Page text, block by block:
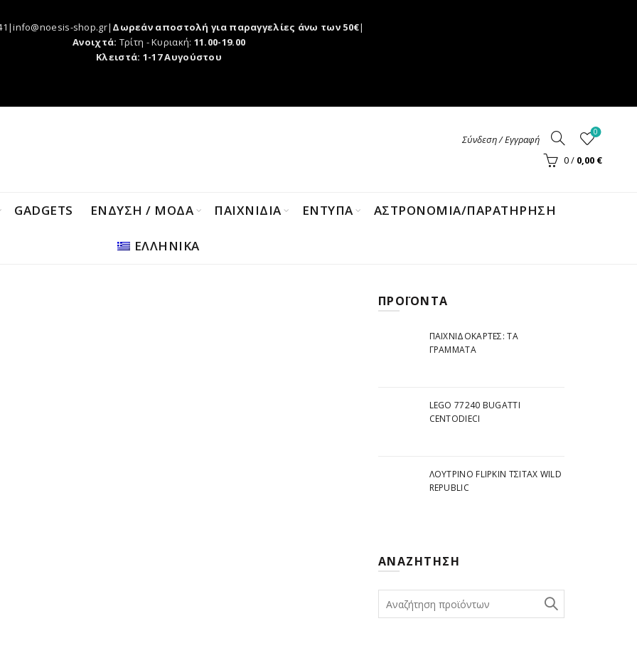
shop.gr| Δωρεάν αποστολή για παραγγελίες άνω των 50€|
Ανοιχτά: Τρίτη - Κυριακή: 11.00-19.00
Κλειστά: 1-17 Αυγούστου
Σύνδεση / Εγγραφή
0
0/ 0,00 €
GADGETS ΕΝΔΥΣΗ / ΜΟΔΑ ΠΑΙΧΝΙΔΙΑ ΕΝΤΥΠΑ ΑΣΤΡΟΝΟΜΊΑ/ΠΑΡΑΤΉΡΗΣΗ
ΕΛΛΗΝΙΚΑ
ΠΡΟΪΌΝΤΑ
ΠΑΙΧΝΙΔΟΚΆΡΤΕΣ: ΤΑ
ΓΡΆΜΜΑΤΑ
LEGO 77240 BUGATTI
CENTODIECI
ΛΟΎΤΡΙΝΟ FLIPKIN ΤΣΙΤΆΧ WILD
REPUBLIC
ΑΝΑΖΉΤΗΣΗ
for: